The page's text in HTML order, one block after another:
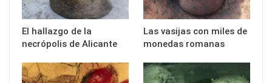
El hallazgo de la
necrópolis de Alicante
Las vasijas con miles de
monedas romanas